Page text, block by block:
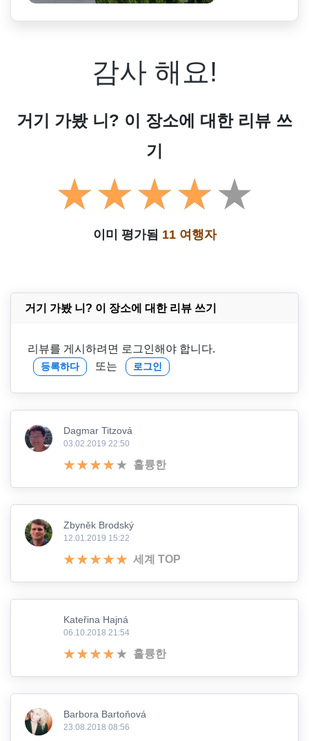
감사 해요!
거기 가봤 니? 이 장소에 대한 리뷰 쓰
기
이미 평가됨 11 여행자
거기 가봤 니? 이 장소에 대한 리뷰 쓰기
리뷰를 게시하려면 로그인해야 합니다.
등록하다 또는 로그인
Dagmar Titzová
03.02.2019 22:50
훌륭한
Zbyněk Brodský
12.01.2019 15:22
세계 TOP
Kateřina Hajná
06.10.2018 21:54
훌륭한
Barbora Bartoňová
23.08.2018 08:56